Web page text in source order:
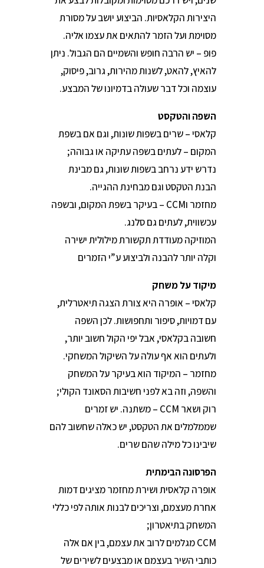
היצירות הקלאסיות. הביצוע יושב על מסורת
מסוימת ועל הזמר להתאים את עצמו אליה.
פופ – יש הרבה חופש והשמיים הם הגבול. ניתן
להאיץ, להאט, לשנות מהירות, גרוב, פיסוק,
עוצמה וכל דבר שעולה בדמיונו של המבצע.
השפה והטקסט
קלאסי – שרים בשפות שונות, וגם אם בשפת
המקום – לעתים בשפה עתיקה או גבוהה;
נדרש ידע נרחב בשפות שונות, גם מבינת
הבנת הטקסט וגם מבחינת ההגייה.
מחזמר וCCM – בעיקר בשפת המקום, ובשפה
עכשווית, לעתים גם סלנג.
המוזיקה מעודדת תקשורת מילולית ישירה
וקלה יותר להבנה ולביצוע ע”י הזמרים
מיקוד על משחק
קלאסי – אופרה היא צורת הצגה תיאטרלית,
עם דמויות, סיפור ותחפושות. לכן השפה
חשובה בקלאסי, אבל יפי הקול חשוב יותר,
ולעתים הוא אף עולה על השיקול המשחקי.
מחזמר – המיקוד הוא בעיקר על המשחק
והשפה, וזה בא לפני חשיבות הסאונד הקולי;
רוק ושאר CCM – משתנה. יש זמרים
שממלמלים את הטקסט, יש כאלה שחשוב להם
שיבינו כל מילה שהם שרים.
הפרסונה הבימתית
אופרה קלאסית ושירת מחזמר מציגים דמות
אחרת מעצמם, וצריכים לבנות אותה לפי כללי
המשחק בתיאטרון;
CCM מגלמים לרוב את עצמם, בין אם אלה
כותבי השיר בעצמם או מבצעים לשירים של